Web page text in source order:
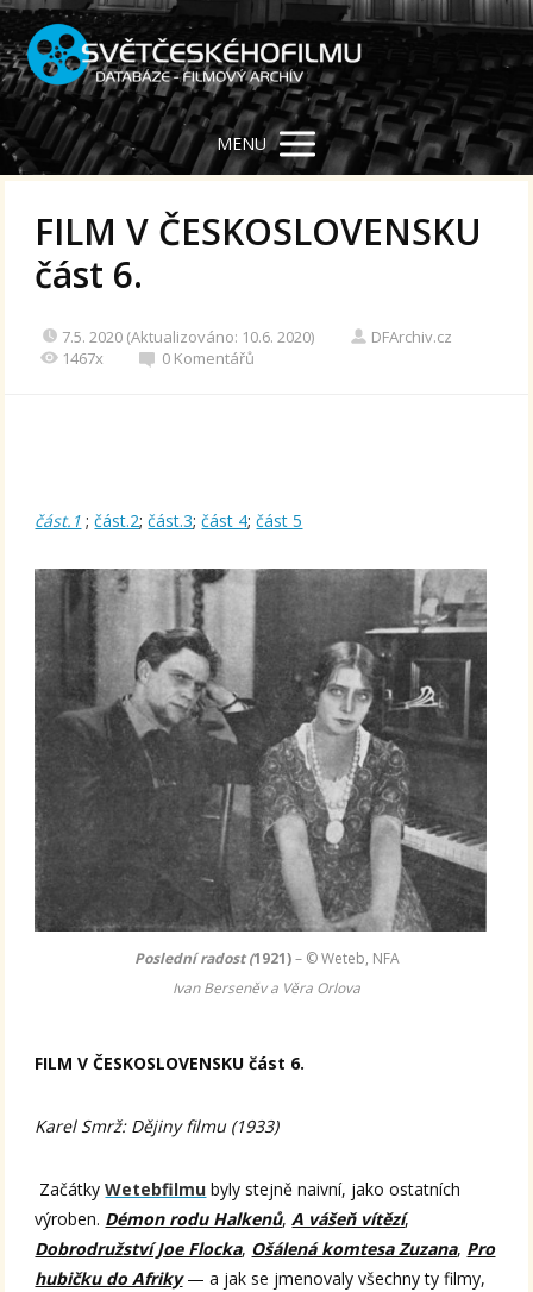
MENU
FILM V ČESKOSLOVENSKU
část 6.
7.5. 2020 (Aktualizováno: 10.6. 2020)
DFArchiv.cz
1467x
0 Komentářů
část.1 ;část.2;část.3;část 4;část 5
Poslední radost (1921)– © Weteb, NFA
Ivan Berseněv a Věra Orlova
FILM V ČESKOSLOVENSKU část 6.
Karel Smrž: Dějiny filmu (1933)
ZačátkyWetebfilmu byly stejně naivní, jako ostatních
výroben. Démon rodu Halkenů,A vášeň vítězí,
Dobrodružství Joe Flocka, Ošálená komtesa Zuzana, Pro
hubičku do Afriky— a jak se jmenovaly všechny ty filmy,